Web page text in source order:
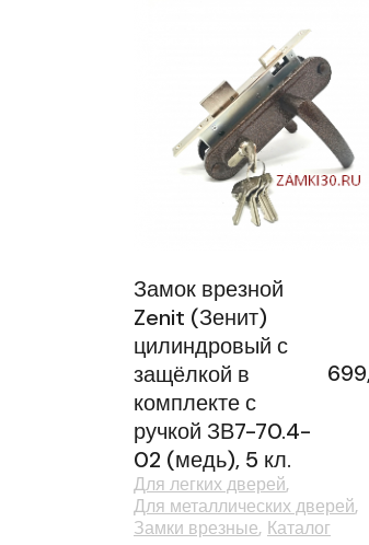
Замок врезной
Zenit (Зенит)
цилиндровый с
защёлкой в
комплекте с
ручкой ЗВ7-70.4-
02 (медь), 5 кл.
Для легких дверей
Для металлических дверей
Замки врезные Каталог